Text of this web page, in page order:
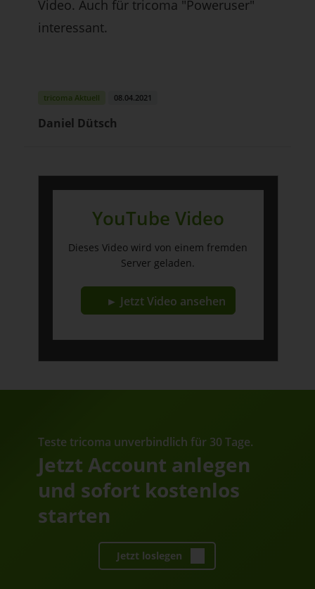
Video. Auch für tricoma "Poweruser"
interessant.
tricoma Aktuell 08.04.2021
Daniel Dütsch
YouTube Video
Dieses Video wird von einem fremden
Server geladen.
► Jetzt Video ansehen
Teste tricoma unverbindlich für 30 Tage.
Jetzt Account anlegen
und sofort kostenlos
starten
Jetzt loslegen